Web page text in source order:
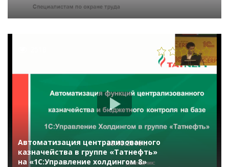
Автоматизация централизованного
казначейства в группе «Татнефть»
на «1С:Управление холдингом 8»